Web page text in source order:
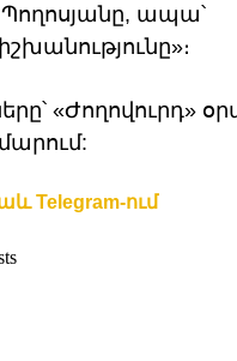
Պողոսյանը, ապա՝
«Ժողովուրդ»
Telegram-ում